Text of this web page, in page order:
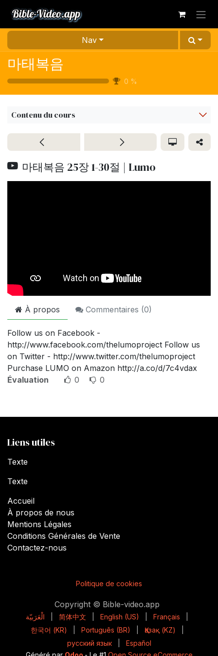
Nav
마태복음
0 %
Contenu du cours
마태복음 25장 1-30절 | Lumo
À propos Commentaires (0)
Follow us on Facebook -
http://www.facebook.com/thelumoproject Follow us
on Twitter - http://www.twitter.com/thelumoproject
Purchase LUMO on Amazon http://a.co/d/7c4vdax
Évaluation
0 0
Liens utiles
Texte
Texte
Accueil
À propos de nous
Mentions Légales
Conditions Générales de Vente
Contactez-nous
Politique de cookies
Copyright © Bible-video.app
الْعَرَبيّة 简体中文 English (US) Français
한국어 (KR)
Português (BR) Қазақ (KZ)
русский язык
Español